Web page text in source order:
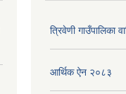
त्रिवेणी गाउँपालिका
आर्थिक ऐन २०८३